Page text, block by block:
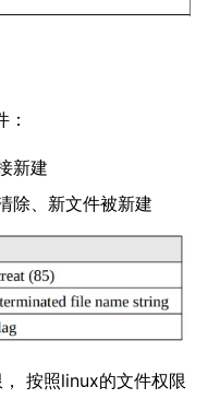
新建
除、新文件被新建
按照linux的文件权限